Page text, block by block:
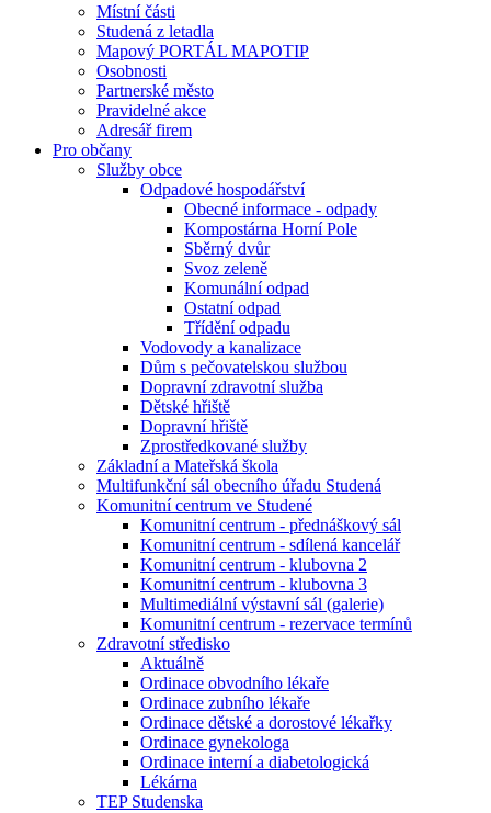
Místní části
Studená z letadla
Mapový PORTÁL MAPOTIP
Osobnosti
Partnerské město
Pravidelné akce
Adresář firem
Pro občany
Služby obce
Odpadové hospodářství
Obecné informace - odpady
Kompostárna Horní Pole
Sběrný dvůr
Svoz zeleně
Komunální odpad
Ostatní odpad
Třídění odpadu
Vodovody a kanalizace
Dům s pečovatelskou službou
Dopravní zdravotní služba
Dětské hřiště
Dopravní hřiště
Zprostředkované služby
Základní a Mateřská škola
Multifunkční sál obecního úřadu Studená
Komunitní centrum ve Studené
Komunitní centrum - přednáškový sál
Komunitní centrum - sdílená kancelář
Komunitní centrum - klubovna 2
Komunitní centrum - klubovna 3
Multimediální výstavní sál (galerie)
Komunitní centrum - rezervace termínů
Zdravotní středisko
Aktuálně
Ordinace obvodního lékaře
Ordinace zubního lékaře
Ordinace dětské a dorostové lékařky
Ordinace gynekologa
Ordinace interní a diabetologická
Lékárna
TEP Studenska